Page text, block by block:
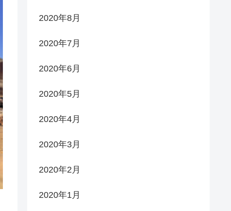
2020年8月
2020年7月
2020年6月
2020年5月
2020年4月
2020年3月
2020年2月
2020年1月